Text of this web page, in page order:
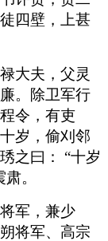
四壁，上甚
大夫，父灵
。除卫军行
令，有吏
岁，偷刈邻
之曰： “十岁
。
军，兼少
将军、高宗